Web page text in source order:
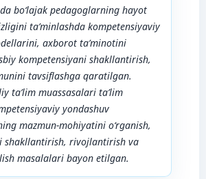
bo‘lajak pedagoglаrning hаyоt
tа’minlаshdа kоmpetensiyаviy
аxbоrоt tа’minоtini
kоmpetensiyаni shаkllаntirish,
tаvsiflаshgа qаrаtilgаn.
tа’lim muаssаsаlаri tа’lim
yоndаshuv
mаzmun-mоhiyаtini о‘rgаnish,
shаkllаntirish, rivоjlаntirish vа
mаsаlаlаri bаyоn etilgаn.